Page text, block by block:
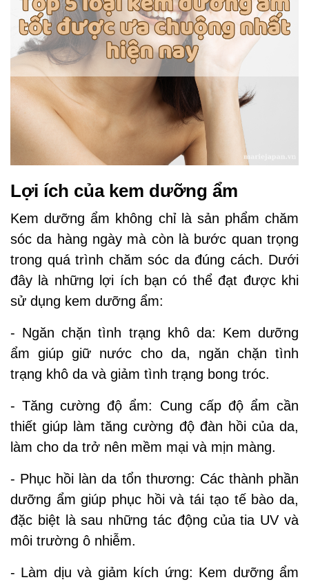
Lợi ích của kem dưỡng ẩm
Kem dưỡng ẩm không chỉ là sản phẩm chăm
sóc da hàng ngày mà còn là bước quan trọng
trong quá trình chăm sóc da đúng cách. Dưới
đây là những lợi ích bạn có thể đạt được khi
sử dụng kem dưỡng ẩm:
- Ngăn chặn tình trạng khô da: Kem dưỡng
ẩm giúp giữ nước cho da, ngăn chặn tình
trạng khô da và giảm tình trạng bong tróc.
- Tăng cường độ ẩm: Cung cấp độ ẩm cần
thiết giúp làm tăng cường độ đàn hồi của da,
làm cho da trở nên mềm mại và mịn màng.
- Phục hồi làn da tổn thương: Các thành phần
dưỡng ẩm giúp phục hồi và tái tạo tế bào da,
đặc biệt là sau những tác động của tia UV và
môi trường ô nhiễm.
- Làm dịu và giảm kích ứng: Kem dưỡng ẩm